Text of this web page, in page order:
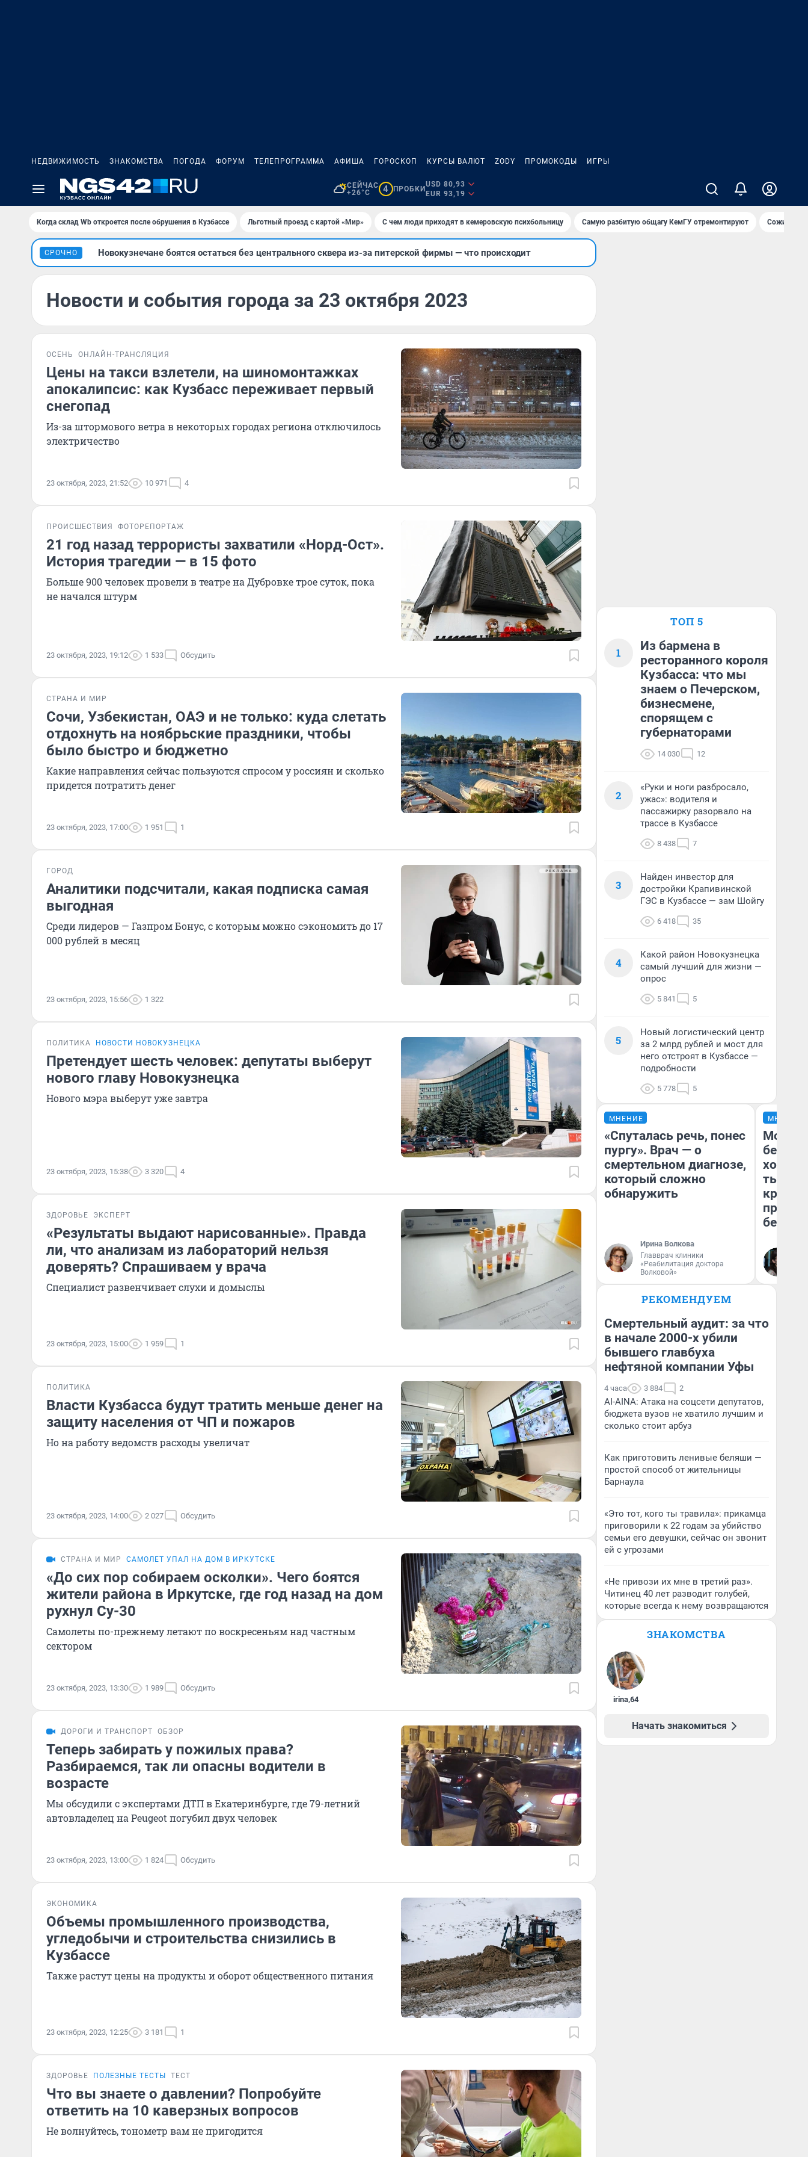
НЕДВИЖИМОСТЬ ЗНАКОМСТВА ПОГОДА ФОРУМ ТЕЛЕПРОГРАММА АФИША ГОРОСКОП КУРСЫ ВАЛЮТ ZODY ПРОМОКОДЫ ИГРЫ
СЕЙЧАС
+26°C
4 ПРОБКИ
USD 80,93
EUR 93,19
Когда склад Wb откроется после обрушения в Кузбассе Льготный проезд с картой «Мир» С чем люди приходят в кемеровскую психбольницу Самую разбитую общагу КемГУ отремонтируют
СРОЧНО Новокузнечане боятся остаться без центрального сквера из-за питерской фирмы — что происходит
Новости и события города за 23 октября 2023
ОСЕНЬ ОНЛАЙН-ТРАНСЛЯЦИЯ
Цены на такси взлетели, на шиномонтажках
апокалипсис: как Кузбасс переживает первый
снегопад
Из-за штормового ветра в некоторых городах региона отключилось
электричество
23 октября, 2023, 21:52 10 971 4
ПРОИСШЕСТВИЯ ФОТОРЕПОРТАЖ
21 год назад террористы захватили «Норд-Ост».
История трагедии — в 15 фото
Больше 900 человек провели в театре на Дубровке трое суток, пока
не начался штурм
23 октября, 2023, 19:12 1 533 Обсудить
СТРАНА И МИР
Сочи, Узбекистан, ОАЭ и не только: куда слетать
отдохнуть на ноябрьские праздники, чтобы
было быстро и бюджетно
Какие направления сейчас пользуются спросом у россиян и сколько
придется потратить денег
23 октября, 2023, 17:00 1 951 1
ГОРОД
Аналитики подсчитали, какая подписка самая
выгодная
Среди лидеров — Газпром Бонус, с которым можно сэкономить до 17
000 рублей в месяц
23 октября, 2023, 15:56 1 322
ПОЛИТИКА НОВОСТИ НОВОКУЗНЕЦКА
Претендует шесть человек: депутаты выберут
нового главу Новокузнецка
Нового мэра выберут уже завтра
23 октября, 2023, 15:38 3 320 4
ЗДОРОВЬЕ ЭКСПЕРТ
«Результаты выдают нарисованные». Правда
ли, что анализам из лабораторий нельзя
доверять? Спрашиваем у врача
Специалист развенчивает слухи и домыслы
23 октября, 2023, 15:00 1 959 1
ПОЛИТИКА
Власти Кузбасса будут тратить меньше денег на
защиту населения от ЧП и пожаров
Но на работу ведомств расходы увеличат
23 октября, 2023, 14:00 2 027 Обсудить
СТРАНА И МИР САМОЛЕТ УПАЛ НА ДОМ В ИРКУТСКЕ
«До сих пор собираем осколки». Чего боятся
жители района в Иркутске, где год назад на дом
рухнул Су-30
Самолеты по-прежнему летают по воскресеньям над частным
сектором
23 октября, 2023, 13:30 1 989 Обсудить
ДОРОГИ И ТРАНСПОРТ ОБЗОР
Теперь забирать у пожилых права?
Разбираемся, так ли опасны водители в
возрасте
Мы обсудили с экспертами ДТП в Екатеринбурге, где 79-летний
автовладелец на Peugeot погубил двух человек
23 октября, 2023, 13:00 1 824 Обсудить
ЭКОНОМИКА
Объемы промышленного производства,
угледобычи и строительства снизились в
Кузбассе
Также растут цены на продукты и оборот общественного питания
23 октября, 2023, 12:25 3 181 1
ЗДОРОВЬЕ ПОЛЕЗНЫЕ ТЕСТЫ ТЕСТ
Что вы знаете о давлении? Попробуйте
ответить на 10 каверзных вопросов
Не волнуйтесь, тонометр вам не пригодится
ТОП 5
1
Из бармена в
ресторанного короля
Кузбасса: что мы
знаем о Печерском,
бизнесмене,
спорящем с
губернаторами
14 030 12
2
«Руки и ноги разбросало,
ужас»: водителя и
пассажирку разорвало на
трассе в Кузбассе
8 438 7
3
Найден инвестор для
достройки Крапивинской
ГЭС в Кузбассе — зам Шойгу
6 418 35
4
Какой район Новокузнецка
самый лучший для жизни —
опрос
5 841 5
5
Новый логистический центр
за 2 млрд рублей и мост для
него отстроят в Кузбассе —
подробности
5 778 5
МНЕНИЕ
«Спуталась речь, понес
пургу». Врач — о
смертельном диагнозе,
который сложно
обнаружить
Ирина Волкова
Главврач клиники
«Реабилитация доктора
Волковой»
МНЕНИЕ
Мой
хотела
тысяч,
РЕКОМЕНДУЕМ
Смертельный аудит: за что
в начале 2000-х убили
бывшего главбуха
нефтяной компании Уфы
4 часа 3 884 2
AI-AINA: Атака на соцсети депутатов,
бюджета вузов не хватило лучшим и
сколько стоит арбуз
Как приготовить ленивые беляши —
простой способ от жительницы
Барнаула
«Это тот, кого ты травила»: прикамца
приговорили к 22 годам за убийство
семьи его девушки, сейчас он звонит
ей с угрозами
«Не привози их мне в третий раз».
Читинец 40 лет разводит голубей,
которые всегда к нему возвращаются
ЗНАКОМСТВА
irina,64
Начать знакомиться